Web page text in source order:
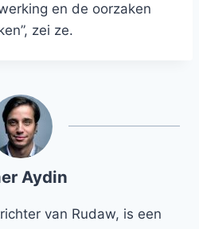
en de oorzaken
zei ze.
Aydin
van Rudaw, is een